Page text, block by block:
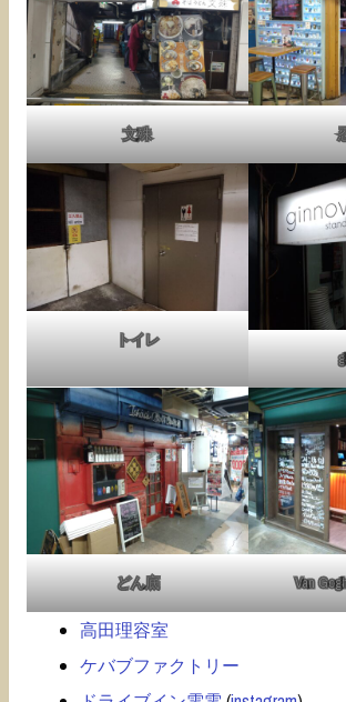
文殊
トイレ
どん底 Van
高田理容室
ケバブファクトリー